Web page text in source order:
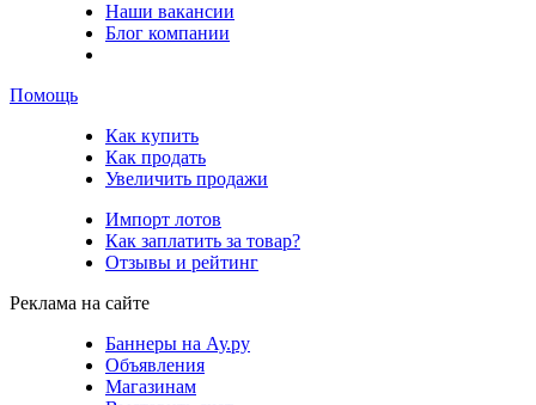
Наши вакансии
Блог компании
Помощь
Как купить
Как продать
Увеличить продажи
Импорт лотов
Как заплатить за товар?
Отзывы и рейтинг
Реклама на сайте
Баннеры на Ау.ру
Объявления
Магазинам